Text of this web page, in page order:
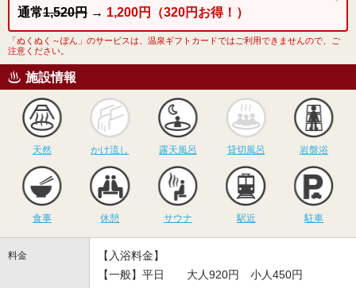
通常1,520円 → 1,200円（320円お得！）
「ぬくぬく～ぽん」のサービスは、温泉ギフトカードではご利用できませんので、ご
注意ください。
施設情報
天然
かけ流し
かけ流し
露天風呂
露天風呂
貸切風呂
貸切風呂 岩盤浴
食事 休憩
サウナ
サウナ 駅近 駐車
料金
【入浴料金】
【一般】平日 大人920円 小人450円